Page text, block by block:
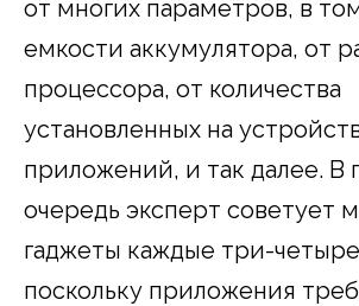
от многих параметров, в
емкости аккумулятора, от
процессора, от количества
установленных на
приложений, и так далее. В
очередь эксперт советует
гаджеты каждые три-четыре
поскольку приложения